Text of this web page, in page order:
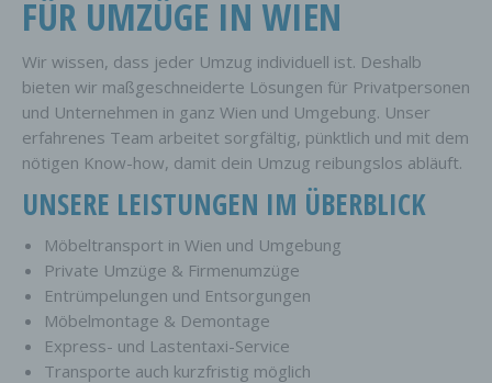
FÜR UMZÜGE IN WIEN
Wir wissen, dass jeder Umzug individuell ist. Deshalb
bieten wir maßgeschneiderte Lösungen für Privatpersonen
und Unternehmen in ganz Wien und Umgebung. Unser
erfahrenes Team arbeitet sorgfältig, pünktlich und mit dem
nötigen Know-how, damit dein Umzug reibungslos abläuft.
UNSERE LEISTUNGEN IM ÜBERBLICK
Möbeltransport in Wien und Umgebung
Private Umzüge & Firmenumzüge
Entrümpelungen und Entsorgungen
Möbelmontage & Demontage
Express- und Lastentaxi-Service
Transporte auch kurzfristig möglich